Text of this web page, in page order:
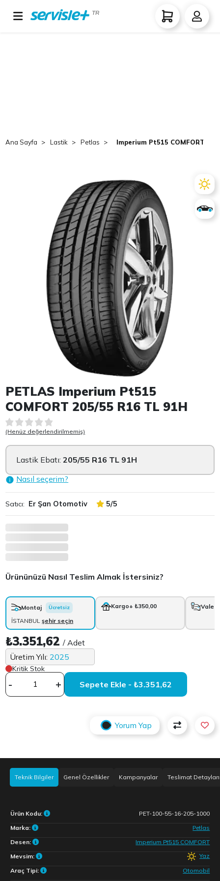
TR
Ana Sayfa Lastik Petlas Imperium Pt515 COMFORT
Item 1 of 1
PETLAS Imperium Pt515
COMFORT 205/55 R16 TL 91H
(Henüz değerlendirilmemiş)
Lastik Ebatı:205/55 R16 TL 91H
Nasıl seçerim?
Satıcı: Er Şan Otomotiv 5/5
Ürününüzü Nasıl Teslim Almak İstersiniz?
Montaj Ücretsiz
İSTANBULşehir seçin
Kargo+ ₺350,00 Vale
₺3.351,62/ Adet
Üretim Yılı: 2025
Kritik Stok
- + Sepete Ekle - ₺3.351,62
Yorum Yap
Teknik Bilgiler Genel Özellikler Kampanyalar Teslimat Detayları
Ürün Kodu:
PET-100-55-16-205-1000
Marka:
Petlas
Desen:
Imperium Pt515 COMFORT
Mevsim:
Yaz
Araç Tipi:
Otomobil